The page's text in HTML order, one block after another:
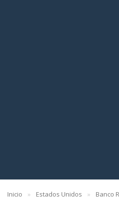
Inicio Estados Unidos Banco